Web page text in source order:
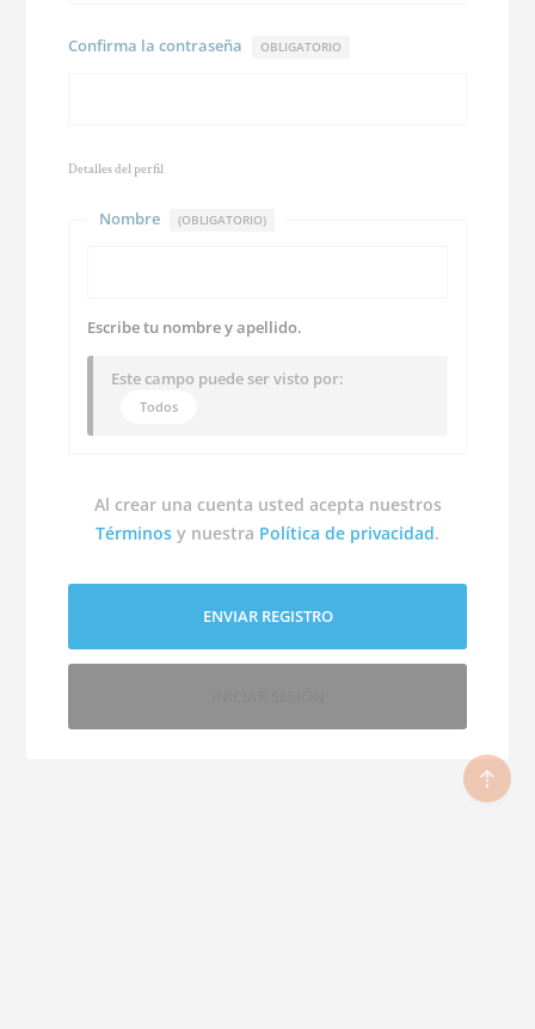
Confirma la contraseña OBLIGATORIO
Detalles del perfil
Nombre (OBLIGATORIO)
Escribe tu nombre y apellido.
Este campo puede ser visto por:
Todos
Al crear una cuenta usted acepta nuestros
Términos y nuestra Política de privacidad.
ENVIAR REGISTRO